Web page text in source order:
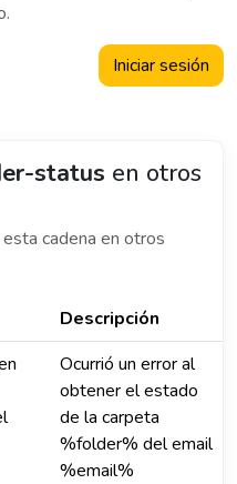
Iniciar sesión
status en otros
cadena en otros
Descripción
Ocurrió un error al
obtener el estado
de la carpeta
%folder% del email
%email%